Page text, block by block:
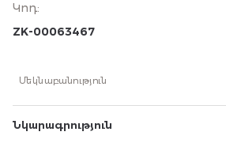
the most beloved, celebrated
time. Epic, ambitious and entertaining,
Mars was lost, and all hands
Michael Smith has never seen a
Կոդ:
ZK-00063467
Մեկնաբանություն
Նկարագրություն